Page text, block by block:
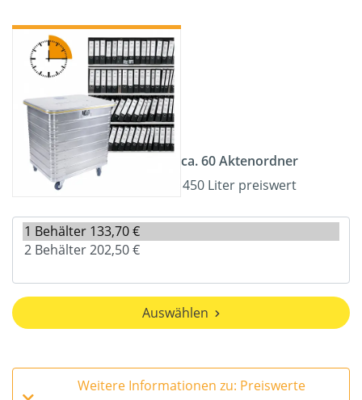
ca. 60 Aktenordner
450 Liter preiswert
Auswählen
Weitere Informationen zu: Preiswerte